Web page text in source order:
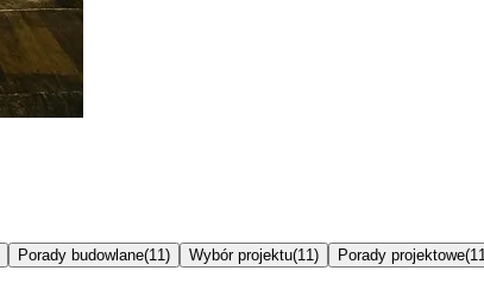
Porady budowlane(11 ) Wybór projektu(11 ) Porady projektowe(11